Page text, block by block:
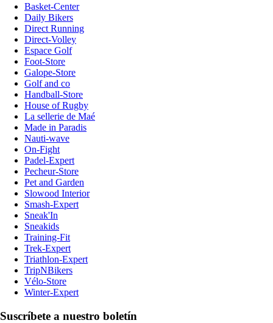
Basket-Center
Daily Bikers
Direct Running
Direct-Volley
Espace Golf
Foot-Store
Galope-Store
Golf and co
Handball-Store
House of Rugby
La sellerie de Maé
Made in Paradis
Nauti-wave
On-Fight
Padel-Expert
Pecheur-Store
Pet and Garden
Slowood Interior
Smash-Expert
Sneak'In
Sneakids
Training-Fit
Trek-Expert
Triathlon-Expert
TripNBikers
Vélo-Store
Winter-Expert
Suscríbete a nuestro boletín